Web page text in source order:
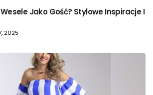
Jako Gość? Stylowe Inspiracje I
2025